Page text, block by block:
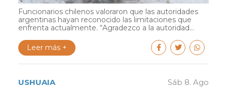
Funcionarios chilenos valoraron que las autoridades
argentinas hayan reconocido las limitaciones que
enfrenta actualmente. “Agradezco a la autoridad...
Leer más +
USHUAIA Sáb 8. Ago